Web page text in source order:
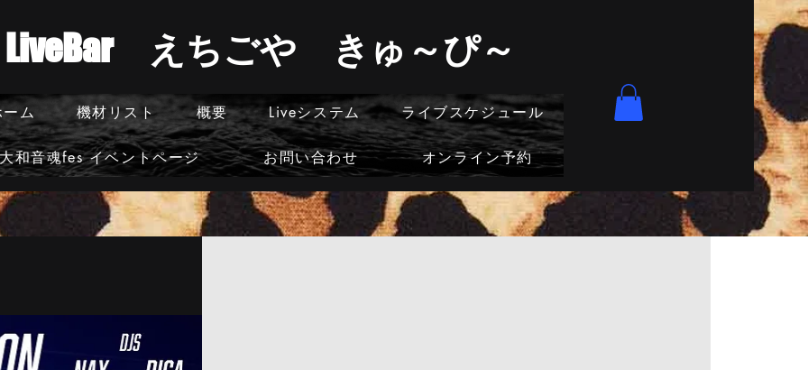
​LiveBar えちごや きゅ～ぴ～
ム 機材リスト 概要 Liveシステム ライブスケジュール
大和音魂fes イベントページ お問い合わせ オンライン予約